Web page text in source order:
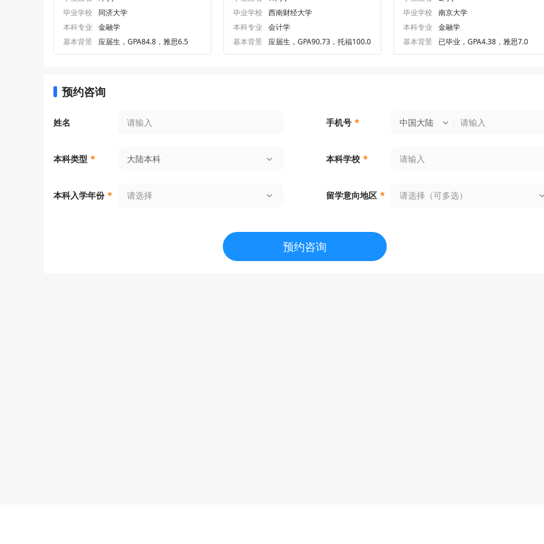
毕业学校
同济大学
本科专业
金融学
基本背景
应届生，GPA84.8，雅思6.5
毕业学校
西南财经大学
本科专业
会计学
基本背景
应届生，GPA90.73，托福100.0
毕业学校
南京大学
本科专业
金融学
基本背景
已毕业，GPA4.38，雅思7.0
预约咨询
姓名 手机号 * 中国大陆
本科类型 * 大陆本科 本科学校 *
本科入学年份 * 请选择 留学意向地区 * 请选择（可多选）
预约咨询